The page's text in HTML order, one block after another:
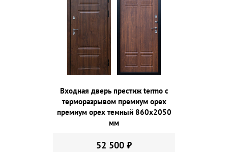
Входная дверь престиж termo с
терморазрывом премиум орех
премиум орех темный 860х2050
мм
52 500 ₽